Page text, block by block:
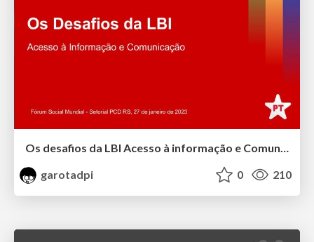
Os desafios da LBI Acesso à informação e Comunicação
garotadpi
0 210